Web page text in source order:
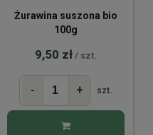
Żurawina suszona bio
100g
9,50 zł / szt.
- + szt.